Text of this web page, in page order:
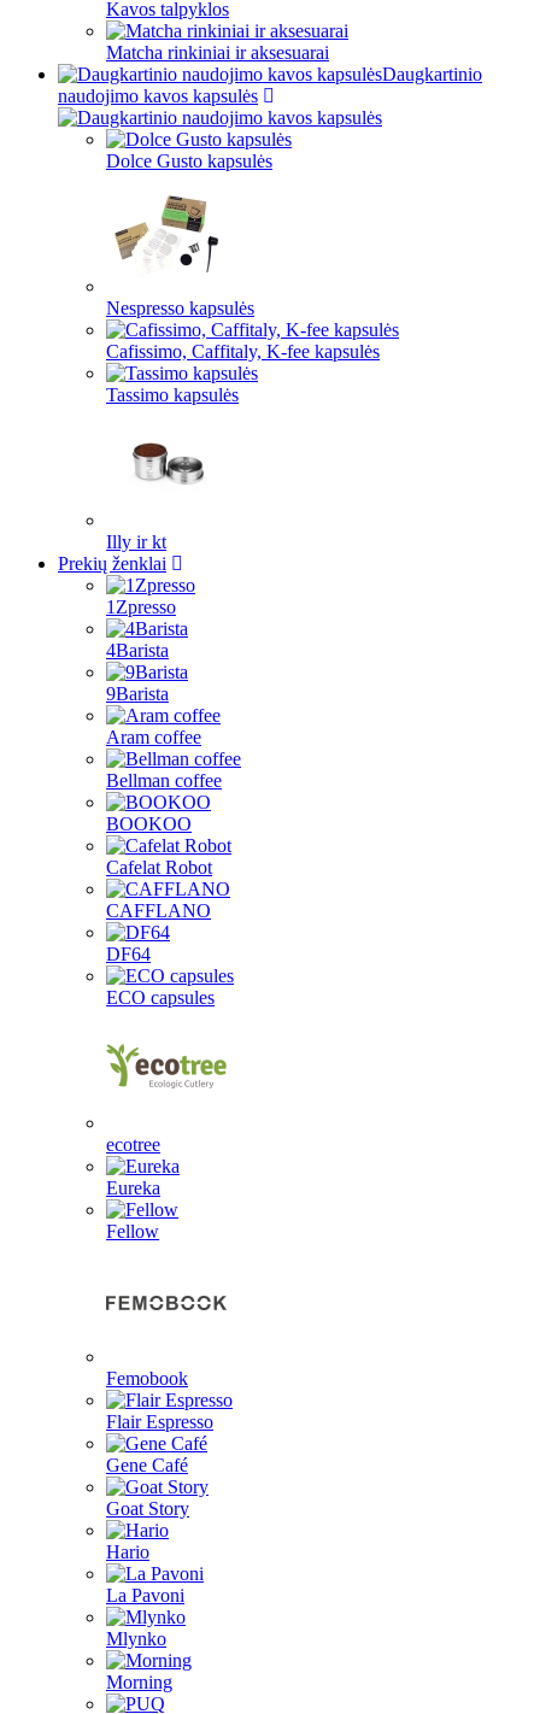
Kavos talpyklos
Matcha rinkiniai ir aksesuarai
Daugkartinio
naudojimo kavos kapsulės
Dolce Gusto kapsulės
Nespresso kapsulės
Cafissimo, Caffitaly, K-fee kapsulės
Tassimo kapsulės
Illy ir kt
Prekių ženklai
1Zpresso
4Barista
9Barista
Aram coffee
Bellman coffee
BOOKOO
Cafelat Robot
CAFFLANO
DF64
ECO capsules
ecotree
Eureka
Fellow
Femobook
Flair Espresso
Gene Café
Goat Story
Hario
La Pavoni
Mlynko
Morning